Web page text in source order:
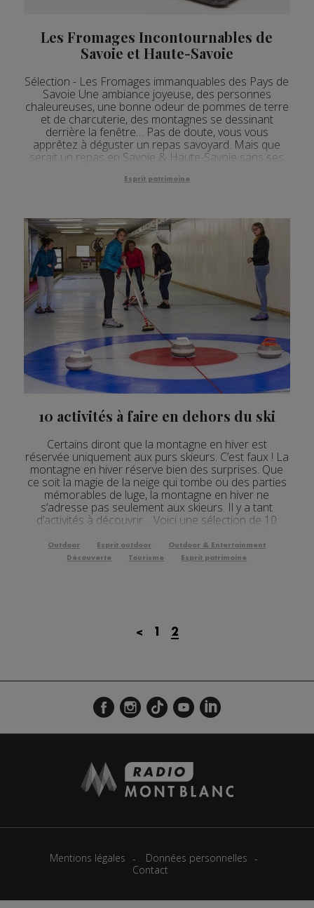
Les Fromages Incontournables de
Savoie et Haute-Savoie
Sélection - Les Fromages immanquables des Pays de
Savoie Une ambiance joyeuse, des personnes
chaleureuses, une bonne odeur de pommes de terre
et de charcuterie, des montagnes se dessinant
derrière la fenêtre… Pas de doute, vous vous
apprêtez à déguster un repas savoyard. Mais que
serait un repas en Savoie & Haute-Savoie sans ses
fromages sav...
Esprit patrimoine
10 activités à faire en dehors du ski
Certains diront que la montagne en hiver est
réservée uniquement aux purs skieurs. C’est faux ! La
montagne en hiver réserve bien des surprises. Que
ce soit la magie de la neige qui tombe ou des parties
mémorables de luge, la montagne en hiver ne
s’adresse pas seulement aux skieurs. Il y a tant
d’activités à découvrir… Voici une sélection de 10
Outdoor Esprit outdoor
Outdoor & Entertainment
Découverte
Tourisme Esprit patrimoine
< 1 2
Mentions légales
Données personnelles
Contact